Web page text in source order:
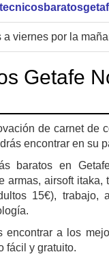
a viernes por la
Getafe
de carnet de
encontrar en su
baratos en
armas, airsoft
15€),
encontrar a los
fácil y gratuito.